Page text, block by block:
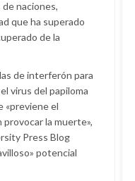
naciones,
que ha superado
de la
de interferón para
virus del papiloma
«previene el
la muerte»,
Press Blog
potencial